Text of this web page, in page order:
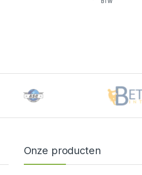
Onze producten